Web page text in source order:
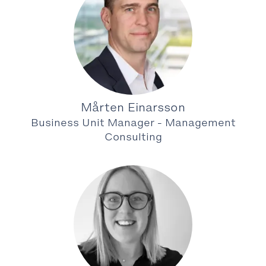
Mårten Einarsson
Business Unit Manager - Management
Consulting